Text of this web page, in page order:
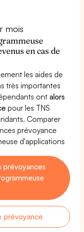
mois
en cas de
les aides de
très importantes
ontalors
pour les TNS
Comparer
prévoyance
d'applications
prévoyances
prévoyance